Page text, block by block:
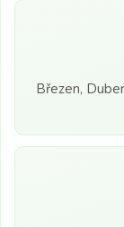
Březen,